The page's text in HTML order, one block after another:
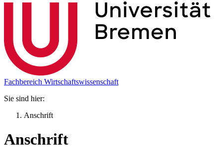
Fachbereich Wirtschaftswissenschaft
Sie sind hier:
Anschrift
Anschrift